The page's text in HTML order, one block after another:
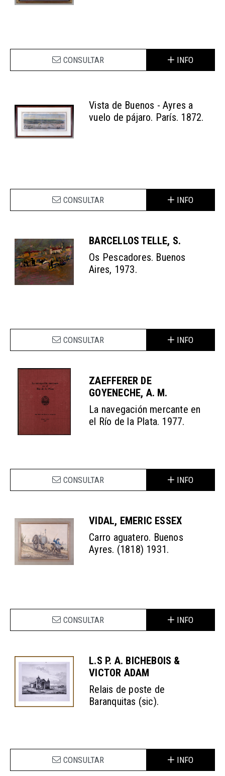
CONSULTAR INFO
Vista de Buenos - Ayres a
vuelo de pájaro. París. 1872.
CONSULTAR INFO
BARCELLOS TELLE, S.
Os Pescadores. Buenos
Aires, 1973.
CONSULTAR INFO
ZAEFFERER DE
GOYENECHE, A. M.
La navegación mercante en
el Río de la Plata. 1977.
CONSULTAR INFO
VIDAL, EMERIC ESSEX
Carro aguatero. Buenos
Ayres. (1818) 1931.
CONSULTAR INFO
L.S P. A. BICHEBOIS &
VICTOR ADAM
Relais de poste de
Baranquitas (sic).
CONSULTAR INFO